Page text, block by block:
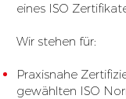
eines ISO
Wir stehen für:
Praxisnahe
gewählten ISO